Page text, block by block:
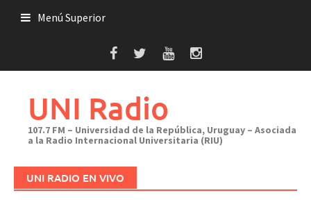
Menú Superior
UNI Radio
107.7 FM – Universidad de la República, Uruguay – Asociada
a la Radio Internacional Universitaria (RIU)
UNI RADIO EN VIVO